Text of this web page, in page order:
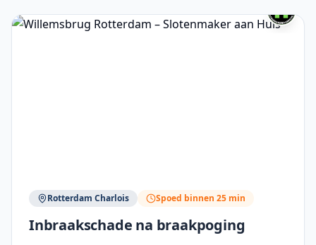
Rotterdam Charlois Spoed binnen 25 min
Inbraakschade na braakpoging